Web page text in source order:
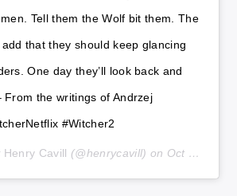
Tell them the Wolf bit them. The
that they should keep glancing
One day they’ll look back and
From the writings of Andrzej
#Witcher2
Henry Cavill (@henrycavill) on Oct 5, 2020 at 5:59am PDT